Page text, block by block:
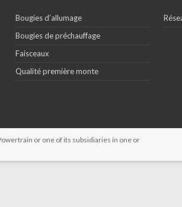
Bougies d’allumage
Bougies de préchauffage
Faisceaux
Qualité première monte
or one of its subsidiaries in one or